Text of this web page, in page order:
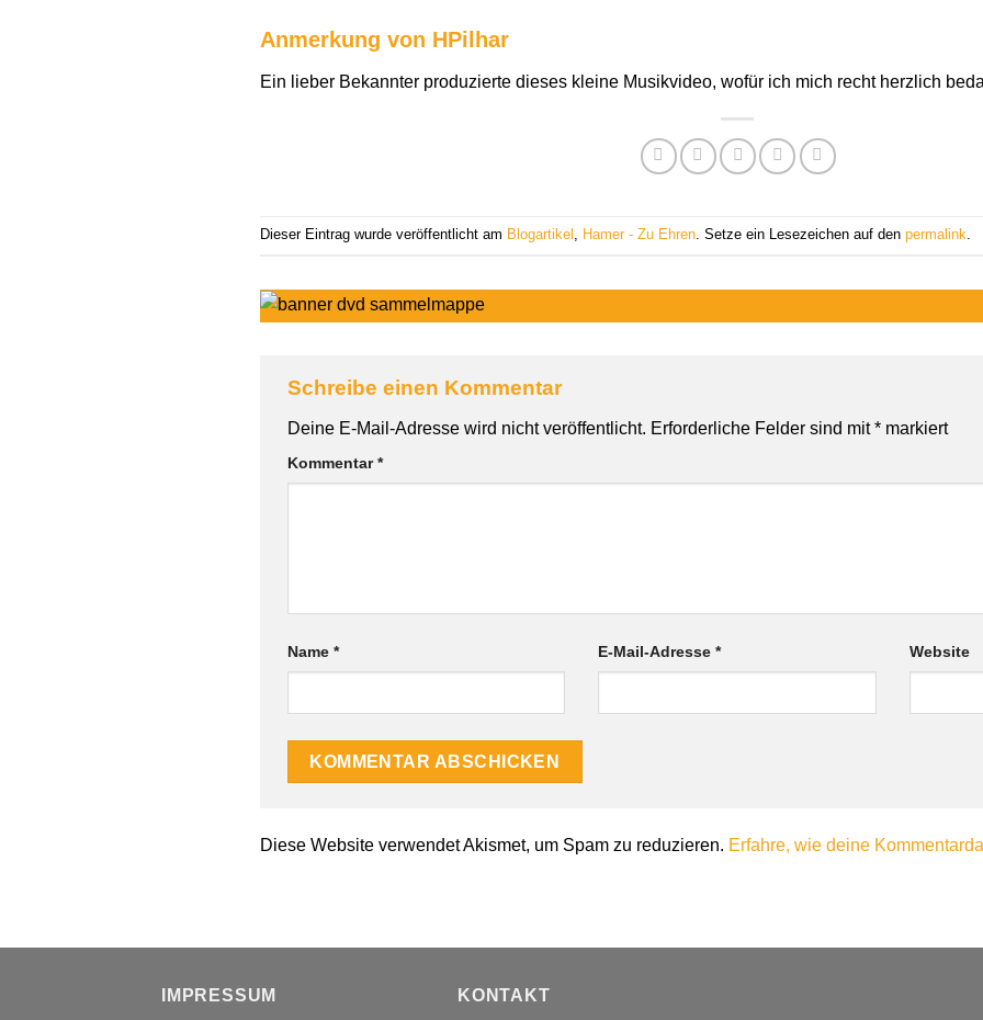
Anmerkung von HPilhar
Ein lieber Bekannter produzierte dieses kleine Musikvideo, wofür ich mich recht herzlich
Dieser Eintrag wurde veröffentlicht am Blogartikel Hamer - Zu Ehren . Setze ein Lesezeichen auf den permalink
Schreibe einen Kommentar
Deine E-Mail-Adresse wird nicht veröffentlicht. Erforderliche Felder sind mit* markiert
Kommentar*
Name * E-Mail-Adresse* Website
Diese Website verwendet Akismet, um Spam zu reduzieren. Erfahre, wie deine
IMPRESSUM KONTAKT